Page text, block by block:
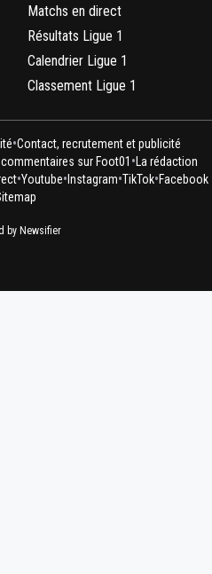
Matchs en direct
Résultats Ligue 1
Calendrier Ligue 1
Classement Ligue 1
•Contact, recrutement et publicité
sur Foot01 • La rédaction
•Youtube• Instagram•TikTok•Facebook
by Newsifier